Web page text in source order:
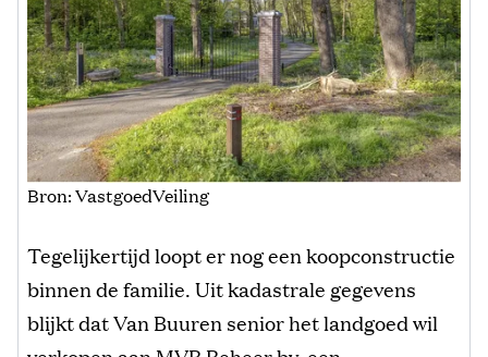
Bron: VastgoedVeiling
Tegelijkertijd loopt er nog een koopconstructie
binnen de familie. Uit kadastrale gegevens
blijkt dat Van Buuren senior het landgoed wil